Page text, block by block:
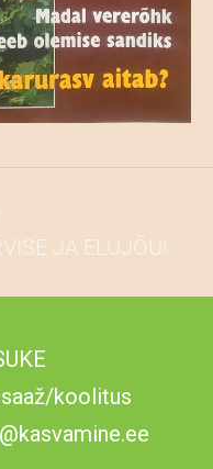
JA ELUJÕU!
koolitus